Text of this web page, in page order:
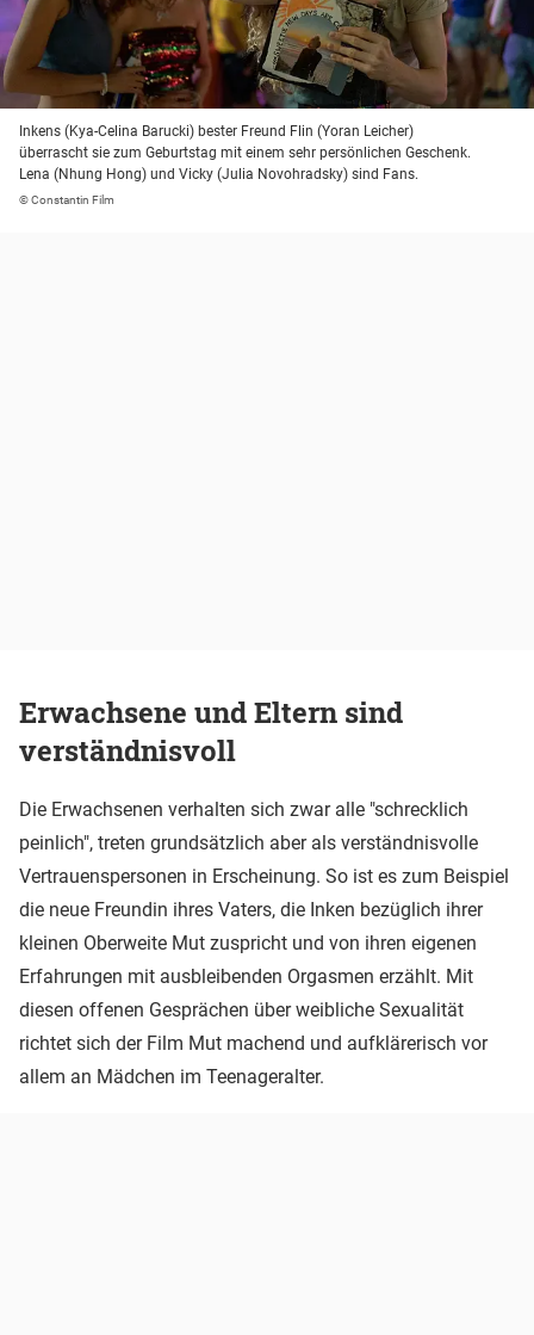
Inkens (Kya-Celina Barucki) bester Freund Flin (Yoran Leicher)
überrascht sie zum Geburtstag mit einem sehr persönlichen Geschenk.
Lena (Nhung Hong) und Vicky (Julia Novohradsky) sind Fans.
© Constantin Film
Erwachsene und Eltern sind
verständnisvoll
Die Erwachsenen verhalten sich zwar alle "schrecklich
peinlich", treten grundsätzlich aber als verständnisvolle
Vertrauenspersonen in Erscheinung. So ist es zum Beispiel
die neue Freundin ihres Vaters, die Inken bezüglich ihrer
kleinen Oberweite Mut zuspricht und von ihren eigenen
Erfahrungen mit ausbleibenden Orgasmen erzählt. Mit
diesen offenen Gesprächen über weibliche Sexualität
richtet sich der Film Mut machend und aufklärerisch vor
allem an Mädchen im Teenageralter.